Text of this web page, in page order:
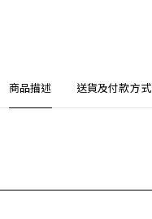
商品描述 送貨及付款方式